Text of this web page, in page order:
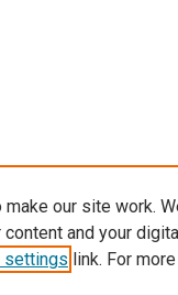
our site work.
and your
settings link. For